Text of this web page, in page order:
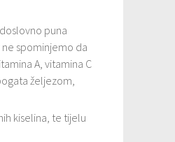
puna
spominjemo da
A, vitamina C
željezom,
kiselina, te tijelu